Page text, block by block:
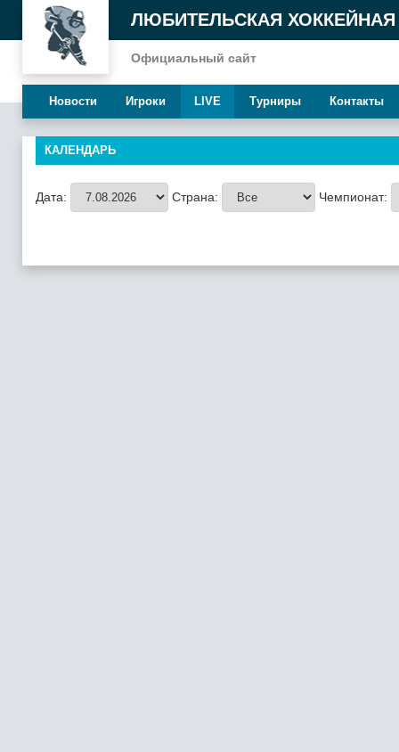
ЛЮБИТЕЛЬСКАЯ ХОККЕЙНАЯ
Официальный сайт
Новости Игроки LIVE Турниры Контакты
КАЛЕНДАРЬ
Дата: Страна: Чемпионат: